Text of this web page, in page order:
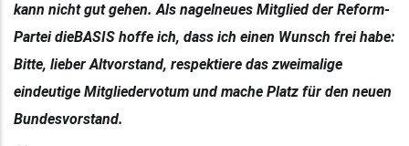
kann nicht gut gehen. Als nagelneues Mitglied der Reform-
Partei dieBASIS hoffe ich, dass ich einen Wunsch frei habe:
Bitte, lieber Altvorstand, respektiere das zweimalige
eindeutige Mitgliedervotum und mache Platz für den neuen
Bundesvorstand.